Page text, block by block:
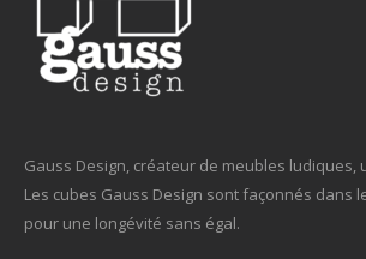
Gauss Design, créateur de meubles ludiques,
Les cubes Gauss Design sont façonnés dans
pour une longévité sans égal.